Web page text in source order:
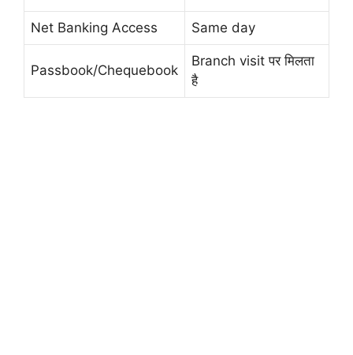
Net Banking Access Same day
Passbook/Chequebook
Branch visit पर मिलता
है